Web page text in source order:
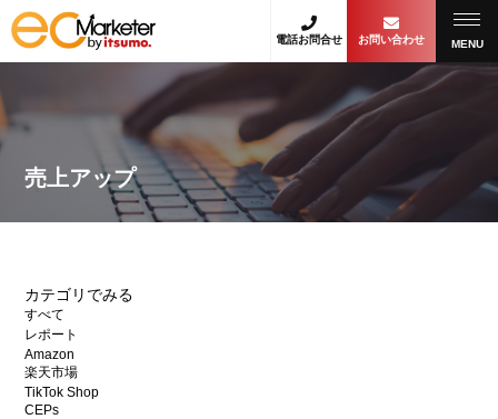
電話お問合せ お問い合わせ MENU
売上アップ
カテゴリでみる
すべて
レポート
Amazon
楽天市場
TikTok Shop
CEPs